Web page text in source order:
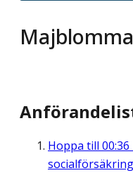
Hoppa till 00:36